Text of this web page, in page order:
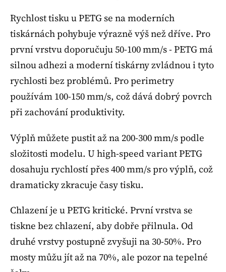
Rychlost tisku u PETG se na moderních
tiskárnách pohybuje výrazně výš než dříve. Pro
první vrstvu doporučuju 50-100 mm/s - PETG má
silnou adhezi a moderní tiskárny zvládnou i tyto
rychlosti bez problémů. Pro perimetry
používám 100-150 mm/s, což dává dobrý povrch
při zachování produktivity.
Výplň můžete pustit až na 200-300 mm/s podle
složitosti modelu. U high-speed variant PETG
dosahuju rychlostí přes 400 mm/s pro výplň, což
dramaticky zkracuje časy tisku.
Chlazení je u PETG kritické. První vrstva se
tiskne bez chlazení, aby dobře přilnula. Od
druhé vrstvy postupně zvyšuji na 30-50%. Pro
mosty můžu jít až na 70%, ale pozor na tepelné